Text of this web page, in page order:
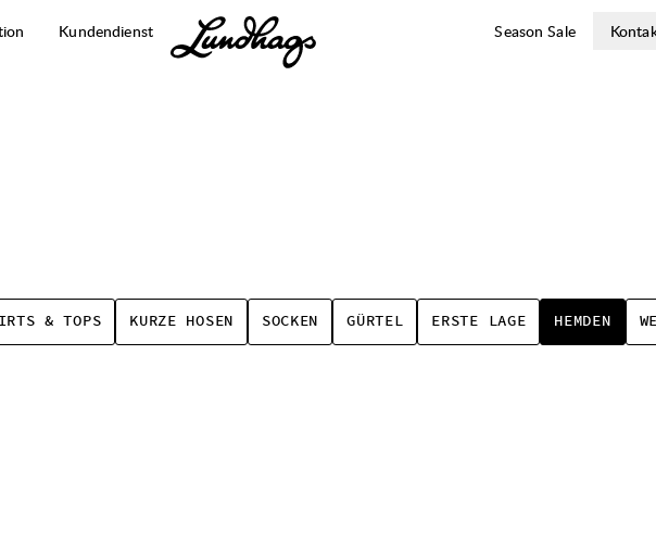
Kundendienst Season Sale
& TOPS KURZE HOSEN SOCKEN GÜRTEL ERSTE LAGE HEMDEN